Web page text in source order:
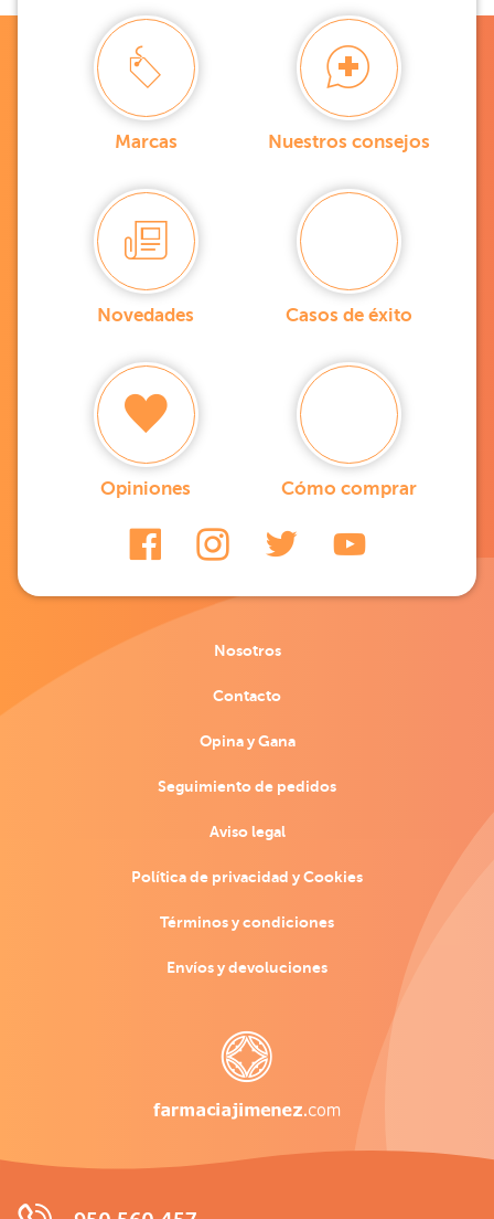
Marcas Nuestros consejos
Novedades Casos de éxito
Opiniones Cómo comprar
Nosotros
Contacto
Opina y Gana
Seguimiento de pedidos
Aviso legal
Política de privacidad y Cookies
Términos y condiciones
Envíos y devoluciones